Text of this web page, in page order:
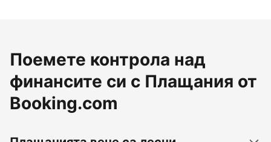
Поемете контрола над
финансите си с Плащания от
Booking.com